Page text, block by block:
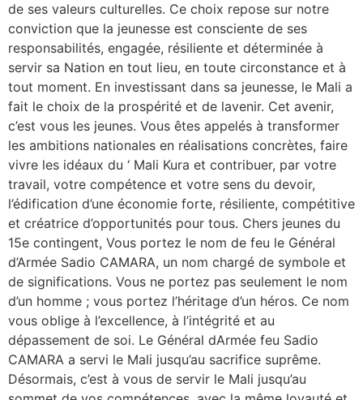
de ses valeurs culturelles. Ce choix repose sur notre
conviction que la jeunesse est consciente de ses
responsabilités, engagée, résiliente et déterminée à
servir sa Nation en tout lieu, en toute circonstance et à
tout moment. En investissant dans sa jeunesse, le Mali a
fait le choix de la prospérité et de lavenir. Cet avenir,
c’est vous les jeunes. Vous êtes appelés à transformer
les ambitions nationales en réalisations concrètes, faire
vivre les idéaux du ‘ Mali Kura et contribuer, par votre
travail, votre compétence et votre sens du devoir,
l’édification d’une économie forte, résiliente, compétitive
et créatrice d’opportunités pour tous. Chers jeunes du
15e contingent, Vous portez le nom de feu le Général
d’Armée Sadio CAMARA, un nom chargé de symbole et
de significations. Vous ne portez pas seulement le nom
d’un homme ; vous portez l’héritage d’un héros. Ce nom
vous oblige à l’excellence, à l’intégrité et au
dépassement de soi. Le Général dArmée feu Sadio
CAMARA a servi le Mali jusqu’au sacrifice suprême.
Désormais, c’est à vous de servir le Mali jusqu’au